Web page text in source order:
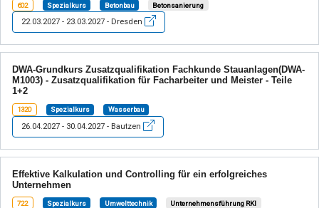
602 Spezialkurs Betonbau Betonsanierung
22.03.2027 - 23.03.2027 - Dresden
DWA-Grundkurs Zusatzqualifikation Fachkunde Stauanlagen(DWA-
M1003) - Zusatzqualifikation für Facharbeiter und Meister - Teile
1+2
1320 Spezialkurs Wasserbau
26.04.2027 - 30.04.2027 - Bautzen
Effektive Kalkulation und Controlling für ein erfolgreiches
Unternehmen
722 Spezialkurs Umwelttechnik Unternehmensführung RKI